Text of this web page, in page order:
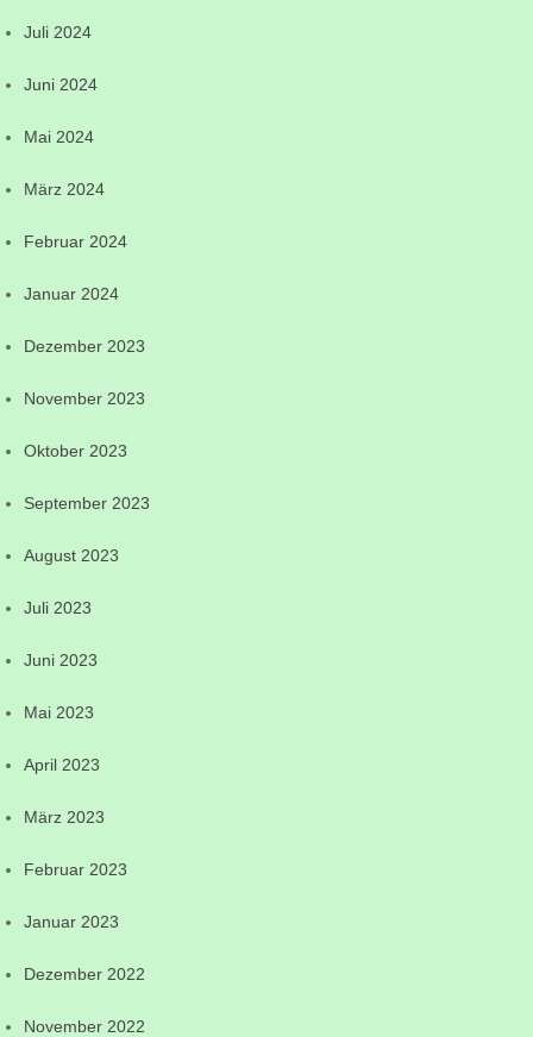
Juli 2024
Juni 2024
Mai 2024
März 2024
Februar 2024
Januar 2024
Dezember 2023
November 2023
Oktober 2023
September 2023
August 2023
Juli 2023
Juni 2023
Mai 2023
April 2023
März 2023
Februar 2023
Januar 2023
Dezember 2022
November 2022